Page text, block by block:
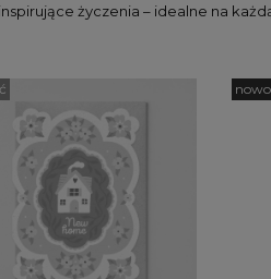
życzenia – idealne na